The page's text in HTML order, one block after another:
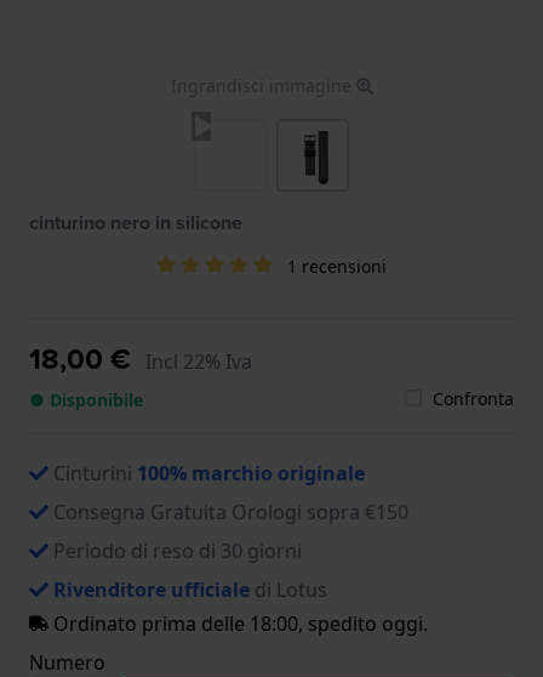
Ingrandisci immagine
cinturino nero in silicone
1 recensioni
18,00 € Incl 22% Iva
● Disponibile Confronta
Cinturini 100% marchio originale
Consegna Gratuita Orologi sopra €150
Periodo di reso di 30 giorni
Rivenditore ufficiale di Lotus
Ordinato prima delle 18:00, spedito oggi.
Numero